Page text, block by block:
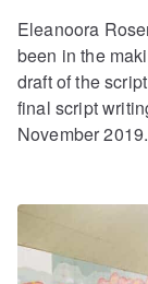
Eleanoora
been in the
draft of the
final script
November 2019.